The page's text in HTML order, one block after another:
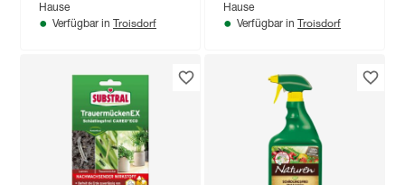
Hause
Verfügbar in Troisdorf
Hause
Verfügbar in Troisdorf